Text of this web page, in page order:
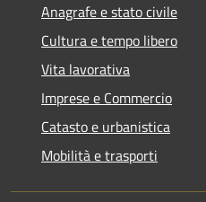
Anagrafe e stato civile
Cultura e tempo libero
Vita lavorativa
Imprese e Commercio
Catasto e urbanistica
Mobilità e trasporti